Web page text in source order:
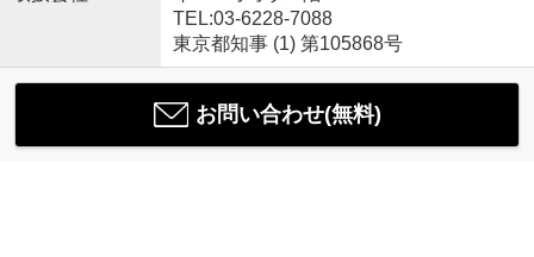
TEL:03-6228-7088
東京都知事 (1) 第105868号
お問い合わせ(無料)